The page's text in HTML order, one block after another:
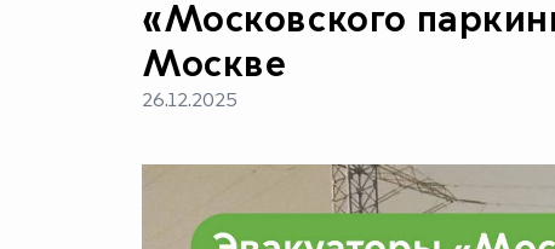
«Московского
Москве
26.12.2025